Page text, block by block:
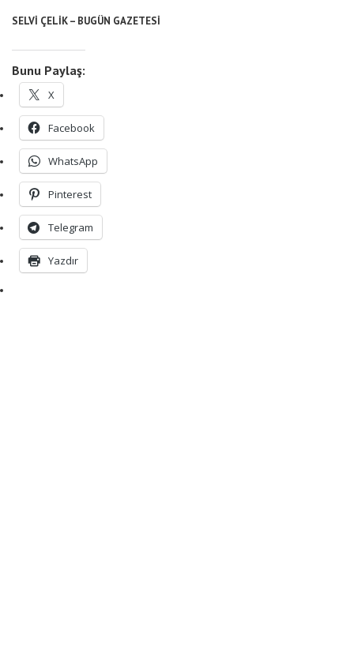
SELVİ ÇELİK – BUGÜN GAZETESİ
Bunu Paylaş:
X
Facebook
WhatsApp
Pinterest
Telegram
Yazdır